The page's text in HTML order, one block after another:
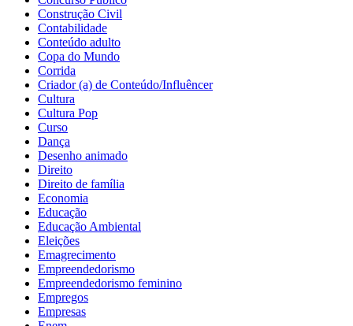
Construção Civil
Contabilidade
Conteúdo adulto
Copa do Mundo
Corrida
Criador (a) de Conteúdo/Influêncer
Cultura
Cultura Pop
Curso
Dança
Desenho animado
Direito
Direito de família
Economia
Educação
Educação Ambiental
Eleições
Emagrecimento
Empreendedorismo
Empreendedorismo feminino
Empregos
Empresas